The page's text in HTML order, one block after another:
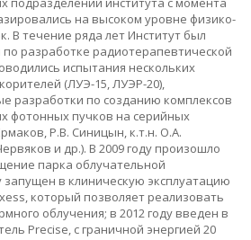
на высоком уровне физико-
В течение ряда лет Институт был
разработке радиотерапевтической
испытания нескольких
(ЛУЭ-15, ЛУЭР-20),
разработки по созданию комплексов
фотонных пучков на серийных
Р.В. Синицын, к.т.н. О.А.
и др.). В 2009 году произошло
парка облучательной
запущен в клиническую эксплуатацию
который позволяет реализовать
облучения; в 2012 году введен в
Precise, c граничной энергией 20